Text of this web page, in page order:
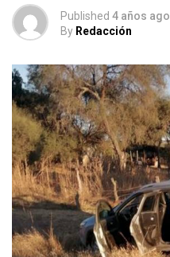
Published 4 años ago
By Redacción